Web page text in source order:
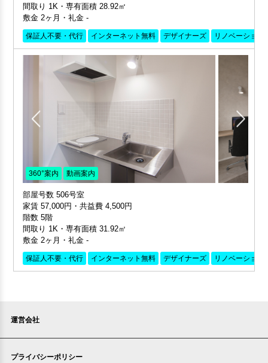
間取り 1K・専有面積 28.92㎡
敷金 2ヶ月・礼金 -
保証人不要・代行 インターネット無料 デザイナーズ リノベーション
360°案内 動画案内
部屋号数 506号室
家賃 57,000円・共益費 4,500円
階数 5階
間取り 1K・専有面積 31.92㎡
敷金 2ヶ月・礼金 -
保証人不要・代行 インターネット無料 デザイナーズ リノベーション
運営会社
プライバシーポリシー